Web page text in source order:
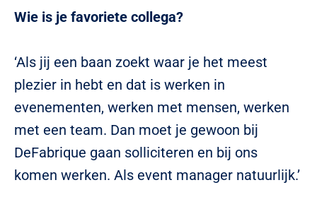
Wie is je favoriete collega?
‘Als jij een baan zoekt waar je het meest
plezier in hebt en dat is werken in
evenementen, werken met mensen, werken
met een team. Dan moet je gewoon bij
DeFabrique gaan solliciteren en bij ons
komen werken. Als event manager natuurlijk.’